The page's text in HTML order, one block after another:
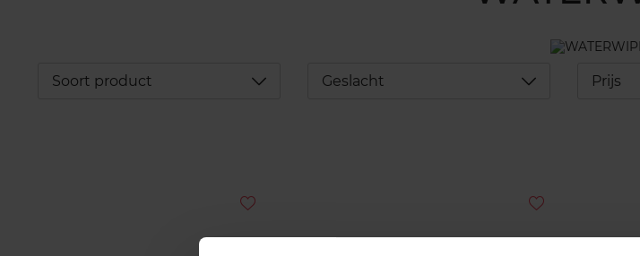
Soort product Déplier Geslacht Déplier Prijs